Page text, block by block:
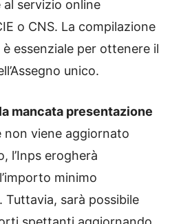
al servizio online
o CNS. La compilazione
essenziale per ottenere il
unico.
mancata presentazione
non viene aggiornato
l’Inps erogherà
minimo
Tuttavia, sarà possibile